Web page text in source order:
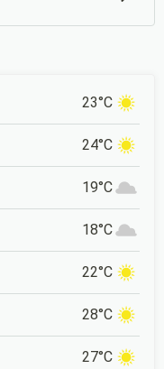
23°C
24°C
19°C
18°C
22°C
28°C
27°C